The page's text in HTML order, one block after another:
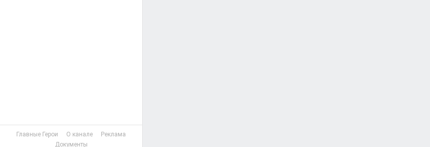
Главные Герои О канале
Реклама
Документы